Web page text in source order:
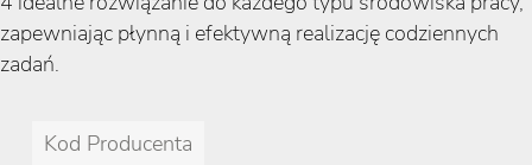
zapewniając płynną i efektywną realizację codziennych
zadań.
Kod Producenta